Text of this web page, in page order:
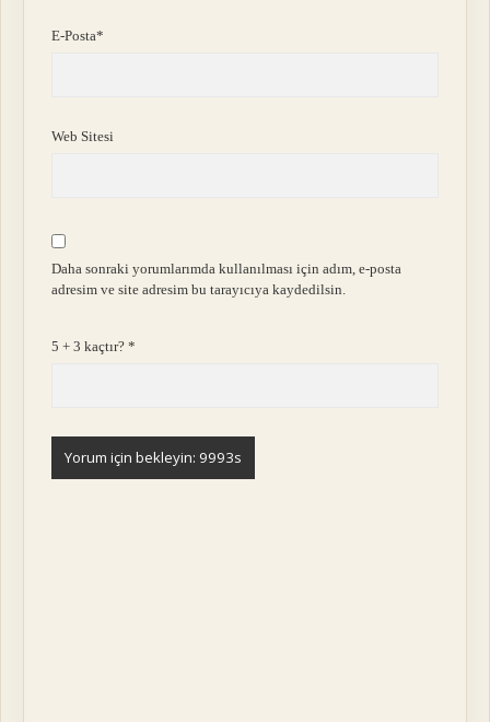
E-Posta*
Web Sitesi
Daha sonraki yorumlarımda kullanılması için adım, e-posta
adresim ve site adresim bu tarayıcıya kaydedilsin.
5 + 3 kaçtır?*